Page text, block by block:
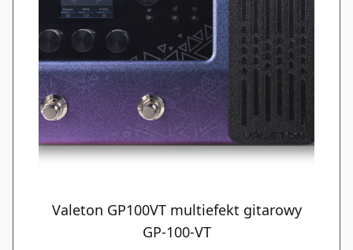
Valeton GP100VT multiefekt gitarowy
GP-100-VT